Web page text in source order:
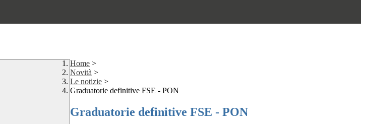
Home >
Novità >
Le notizie >
Graduatorie definitive FSE - PON
Graduatorie definitive FSE - PON